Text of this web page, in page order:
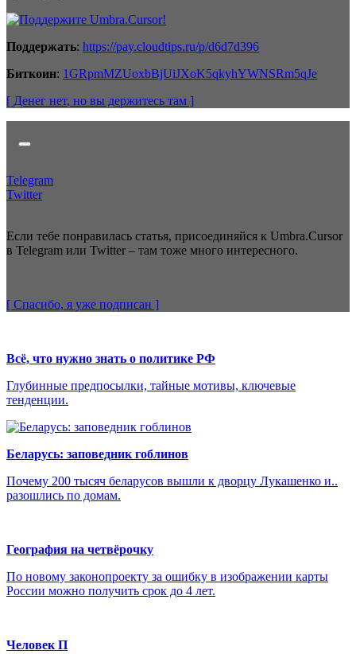
Поддержать: https://pay.cloudtips.ru/p/d6d7d396
Биткоин: 1GRpmMZUoxbBjUiJXoK5qkyhYWNSRm5qJe
[ Денег нет, но вы держитесь там ]
Telegram
Twitter
Если тебе понравилась статья, присоединяйся к Umbra.Cursor
в Telegram или Twitter – там тоже много интересного.
[ Спасибо, я уже подписан ]
Всё, что нужно знать о политике РФ
Глубинные предпосылки, тайные мотивы, ключевые
тенденции.
Беларусь: заповедник гоблинов
Почему 200 тысяч беларусов вышли к дворцу Лукашенко и..
разошлись по домам.
География на четвёрочку
По новому законопроекту за ошибку в изображении карты
России можно получить срок до 4 лет.
Человек П